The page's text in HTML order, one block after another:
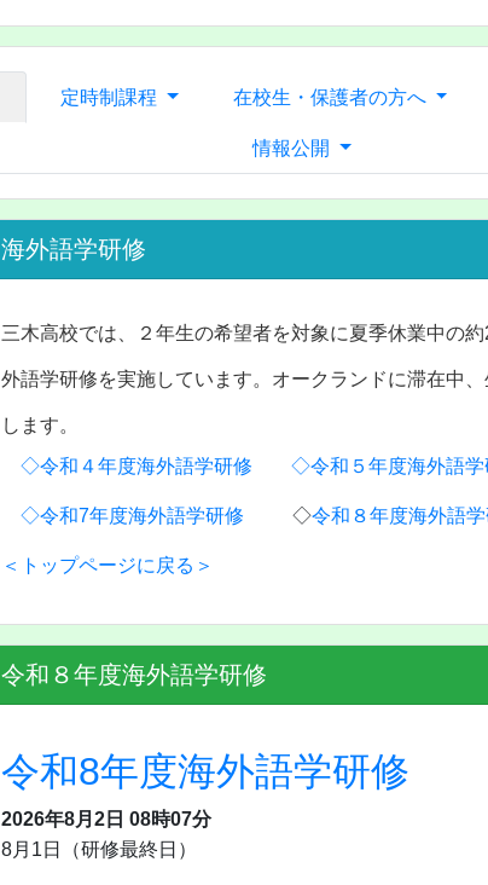
定時制課程 在校生・保護者の方へ
情報公開
海外語学研修
三木高校では、２年生の希望者を対象に夏季休業中の
外語学研修を実施しています。オークランドに滞在中
します。
◇令和４年度海外語学研修
◇令和５年度海外語学
◇令和7年度海外語学研修 ◇令和８年度海外語
＜トップページに戻る＞
令和８年度海外語学研修
令和8年度海外語学研修
2026年8月2日 08時07分
8月1日（研修最終日）